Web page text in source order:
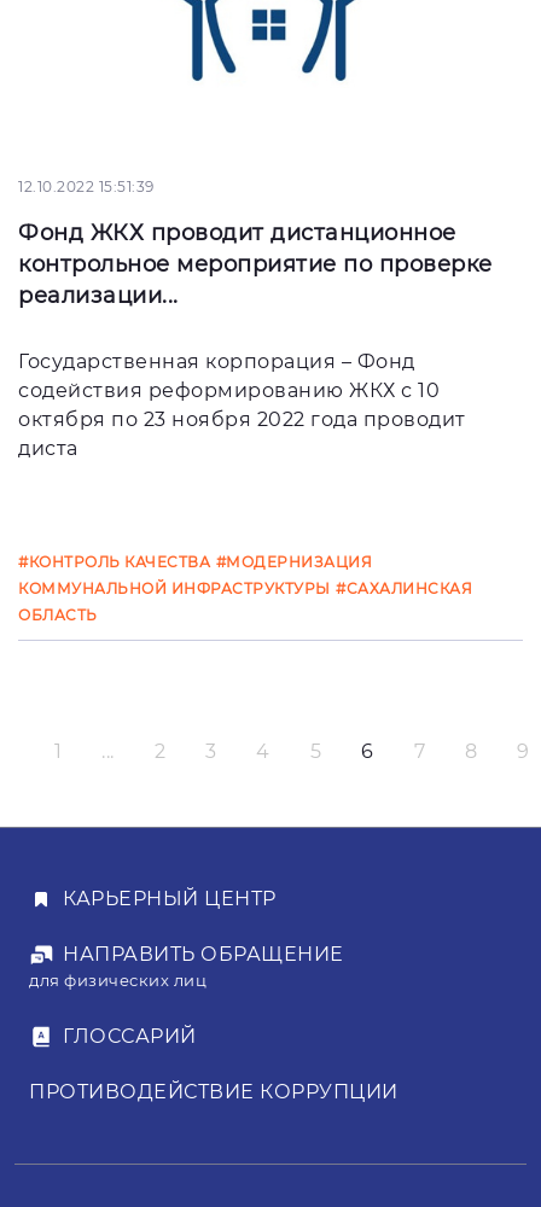
12.10.2022 15:51:39
Фонд ЖКХ проводит дистанционное
контрольное мероприятие по проверке
реализации...
Государственная корпорация – Фонд
содействия реформированию ЖКХ с 10
октября по 23 ноября 2022 года проводит
диста
#КОНТРОЛЬ КАЧЕСТВА #МОДЕРНИЗАЦИЯ
КОММУНАЛЬНОЙ ИНФРАСТРУКТУРЫ #САХАЛИНСКАЯ
ОБЛАСТЬ
1 ... 2 3 4 5 6 7 8 9
КАРЬЕРНЫЙ ЦЕНТР
НАПРАВИТЬ ОБРАЩЕНИЕ
для физических лиц
ГЛОССАРИЙ
ПРОТИВОДЕЙСТВИЕ КОРРУПЦИИ